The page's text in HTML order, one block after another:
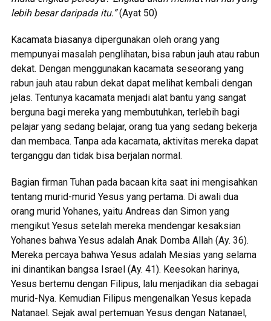
lebih besar daripada itu.”(Ayat 50)
Kacamata biasanya dipergunakan oleh orang yang
mempunyai masalah penglihatan, bisa rabun jauh atau rabun
dekat. Dengan menggunakan kacamata seseorang yang
rabun jauh atau rabun dekat dapat melihat kembali dengan
jelas. Tentunya kacamata menjadi alat bantu yang sangat
berguna bagi mereka yang membutuhkan, terlebih bagi
pelajar yang sedang belajar, orang tua yang sedang bekerja
dan membaca. Tanpa ada kacamata, aktivitas mereka dapat
terganggu dan tidak bisa berjalan normal.
Bagian firman Tuhan pada bacaan kita saat ini mengisahkan
tentang murid-murid Yesus yang pertama. Di awali dua
orang murid Yohanes, yaitu Andreas dan Simon yang
mengikut Yesus setelah mereka mendengar kesaksian
Yohanes bahwa Yesus adalah Anak Domba Allah (Ay. 36).
Mereka percaya bahwa Yesus adalah Mesias yang selama
ini dinantikan bangsa Israel (Ay. 41). Keesokan harinya,
Yesus bertemu dengan Filipus, lalu menjadikan dia sebagai
murid-Nya. Kemudian Filipus mengenalkan Yesus kepada
Natanael. Sejak awal pertemuan Yesus dengan Natanael,